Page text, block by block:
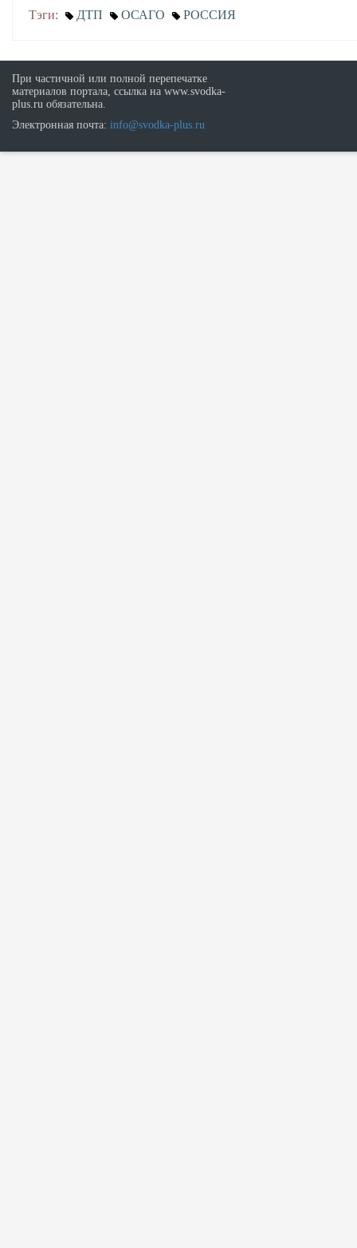
Тэги:
ДТП ОСАГО РОССИЯ
При частичной или полной перепечатке
материалов портала, ссылка на www.svodka-
plus.ru обязательна.
Электронная почта: info@svodka-plus.ru